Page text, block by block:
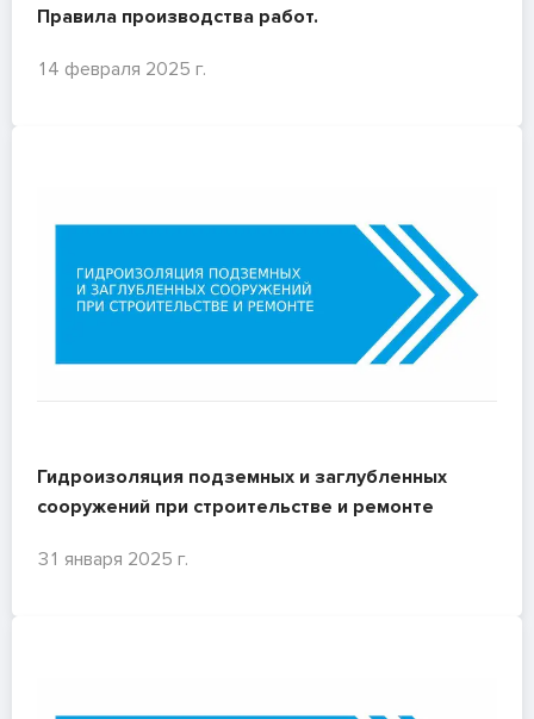
Правила производства работ.
14 февраля 2025 г.
Гидроизоляция подземных и заглубленных
сооружений при строительстве и ремонте
31 января 2025 г.